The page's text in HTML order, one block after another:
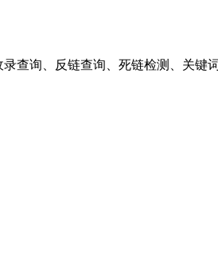
查询、反链查询、死链检测、关键